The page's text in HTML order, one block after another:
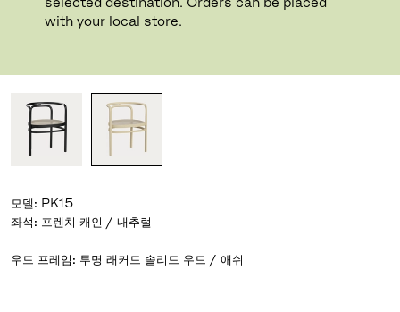
with your local store.
디자이너 Poul Kjærholm,1979
모델: PK15
좌석:
우드 프레임: 투명 래커드 솔리드 우드 / 애쉬